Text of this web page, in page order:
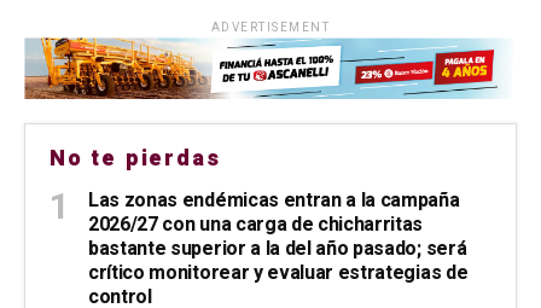
ADVERTISEMENT
No te pierdas
Las zonas endémicas entran a la campaña
2026/27 con una carga de chicharritas
bastante superior a la del año pasado; será
crítico monitorear y evaluar estrategias de
control